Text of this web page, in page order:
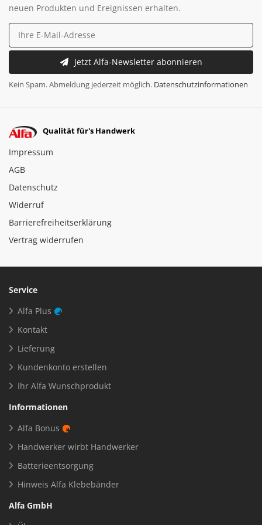
neuen Produkten und Ereignissen erhalten.
Jetzt Alfa-Newsletter abonnieren
Kein Spam. Abmeldung jederzeit möglich. Datenschutzinformationen
Qualität für's Handwerk
Impressum
AGB
Datenschutz
Widerruf
Barrierefreiheitserklärung
Vertrag widerrufen
Service
Alfa Plus
Kontakt
Lieferung
Kundenkonto erstellen
Ihr Alfa Wunschprodukt
Informationen
Alfa Bonus
Handwerker wirbt Handwerker
Batterieentsorgung
Hinweis Alfa Klebebänder
Alfa GmbH